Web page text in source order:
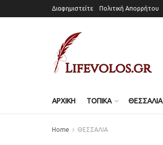
Διαφημιστείτε Πολιτική Απορρήτου
ΑΡΧΙΚΗ ΤΟΠΙΚΑ ΘΕΣΣΑΛΙΑ
Home ΘΕΣΣΑΛΙΑ